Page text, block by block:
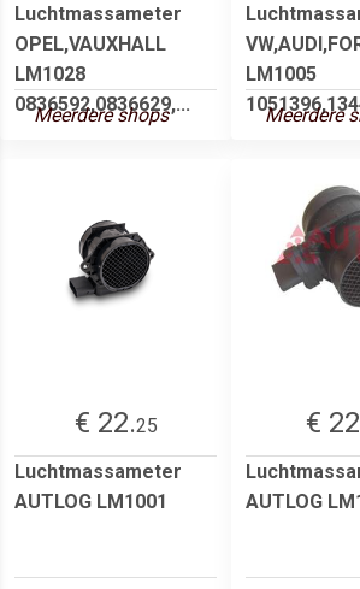
Luchtmassameter
OPEL,VAUXHALL
LM1028
0836592,0836629,...
Meerdere shops
LM1005
Meerdere
€ 22.25
Luchtmassameter
AUTLOG LM1001
€
AUTLOG